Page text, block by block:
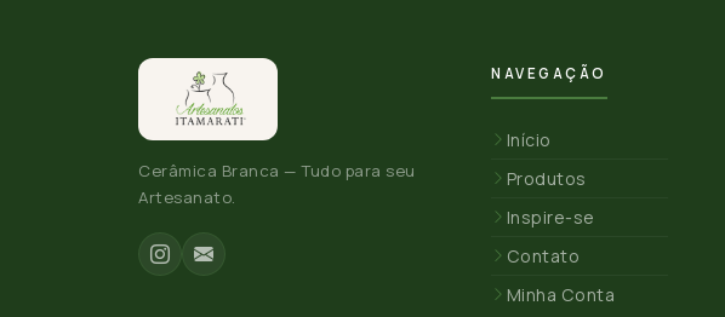
Cerâmica Branca — Tudo para seu
Artesanato.
NAVEGAÇÃO
Início
Produtos
Inspire-se
Contato
Minha Conta